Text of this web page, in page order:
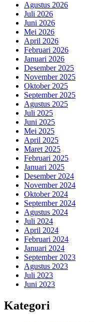
Agustus 2026
Juli 2026
Juni 2026
Mei 2026
April 2026
Februari 2026
Januari 2026
Desember 2025
November 2025
Oktober 2025
September 2025
Agustus 2025
Juli 2025
Juni 2025
Mei 2025
April 2025
Maret 2025
Februari 2025
Januari 2025
Desember 2024
November 2024
Oktober 2024
September 2024
Agustus 2024
Juli 2024
April 2024
Februari 2024
Januari 2024
September 2023
Agustus 2023
Juli 2023
Juni 2023
Kategori